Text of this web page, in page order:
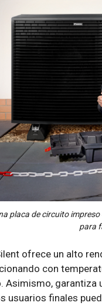
placa de circuito
para
ofrece un alto
con
Asimismo,
usuarios finales